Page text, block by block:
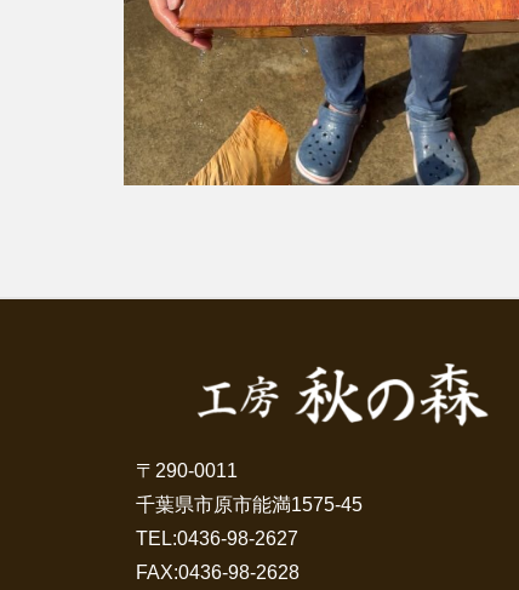
〒290-0011
千葉県市原市能満1575-45
TEL:0436-98-2627
FAX:0436-98-2628